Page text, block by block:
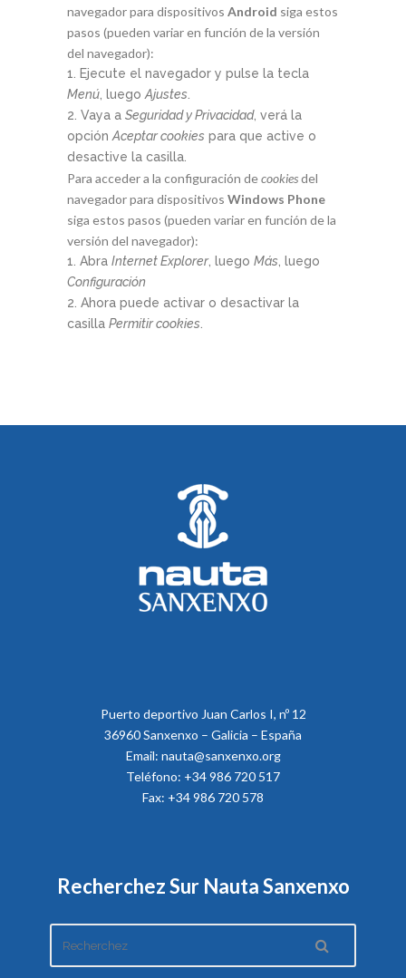
navegador para dispositivos Android siga estos
pasos (pueden variar en función de la versión
del navegador):
Ejecute el navegador y pulse la tecla
Menú, luegoAjustes.
Vaya a Seguridad y Privacidad, verá la
opciónAceptar cookies para que active o
desactive la casilla.
Para acceder a la configuración decookiesdel
navegador para dispositivos Windows Phone
siga estos pasos (pueden variar en función de la
versión del navegador):
Abra Internet Explorer, luego Más, luego
Configuración
Ahora puede activar o desactivar la
casilla Permitir cookies.
Puerto deportivo Juan Carlos I, nº 12
36960 Sanxenxo – Galicia – España
Email: nauta@sanxenxo.org
Teléfono: +34 986 720 517
Fax: +34 986 720 578
Recherchez Sur Nauta Sanxenxo